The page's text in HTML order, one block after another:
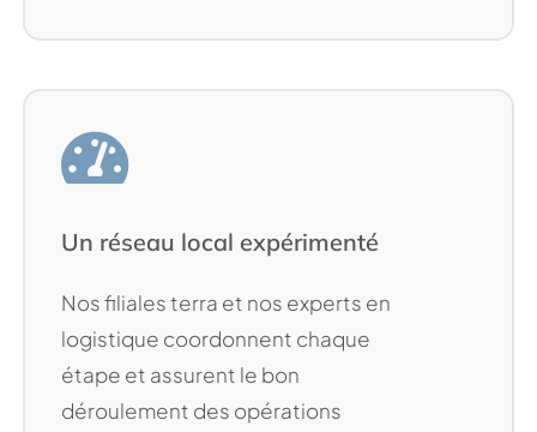
Un réseau local expérimenté
Nos filiales terra et nos experts en
logistique coordonnent chaque
étape et assurent le bon
déroulement des opérations